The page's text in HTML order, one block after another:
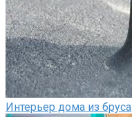
Интерьер дома из бруса